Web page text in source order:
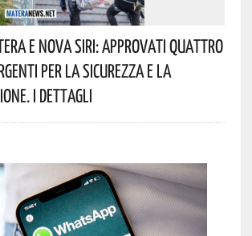
E Nova Siri: Approvati Quattro
Per La Sicurezza E La
I Dettagli